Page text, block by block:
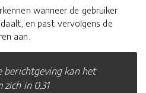
wanneer de gebruiker
en past vervolgens de
aan.
berichtgeving kan het
zich in 0,31